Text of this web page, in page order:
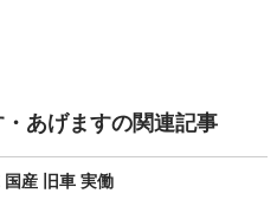
あげますの関連記事
国産 旧車 実働